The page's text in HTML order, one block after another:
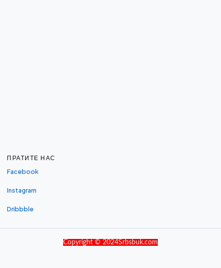
ПРАТИТЕ НАС
Facebook
Instagram
Dribbble
Copyright © 2024Srbsbuk.com